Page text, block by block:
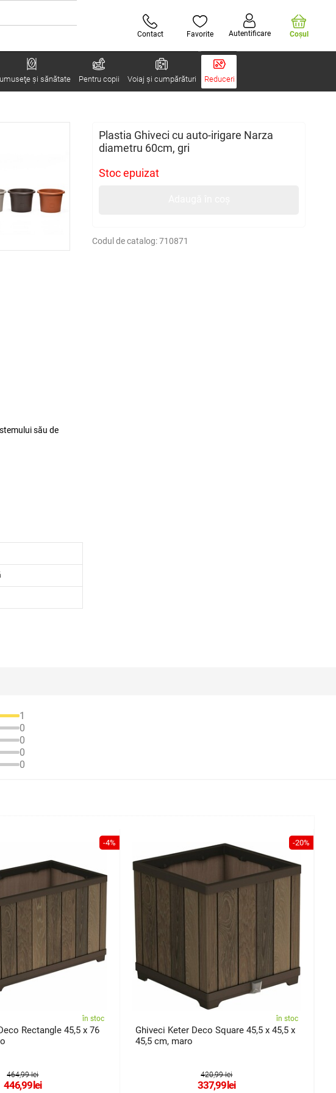
Contact Favorite Autentificare Coşul
şi sănătate Pentru copii Voiaj și cumpărături Reduceri
Plastia Ghiveci cu auto-irigare Narza
diametru 60cm, gri
Stoc epuizat
Codul de catalog:710871
său de
1
0
0
0
0
-4%
în stoc
Rectangle 45,5 x 76
464,99 lei
446,99lei
-20%
în stoc
Ghiveci Keter Deco Square 45,5 x 45,5 x
45,5 cm, maro
420,99 lei
337,99lei